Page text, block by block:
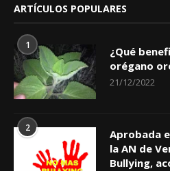
ARTÍCULOS POPULARES
1
¿Qué
orégano
21/12/2022
2
Aprobada
la AN de
Bullying,